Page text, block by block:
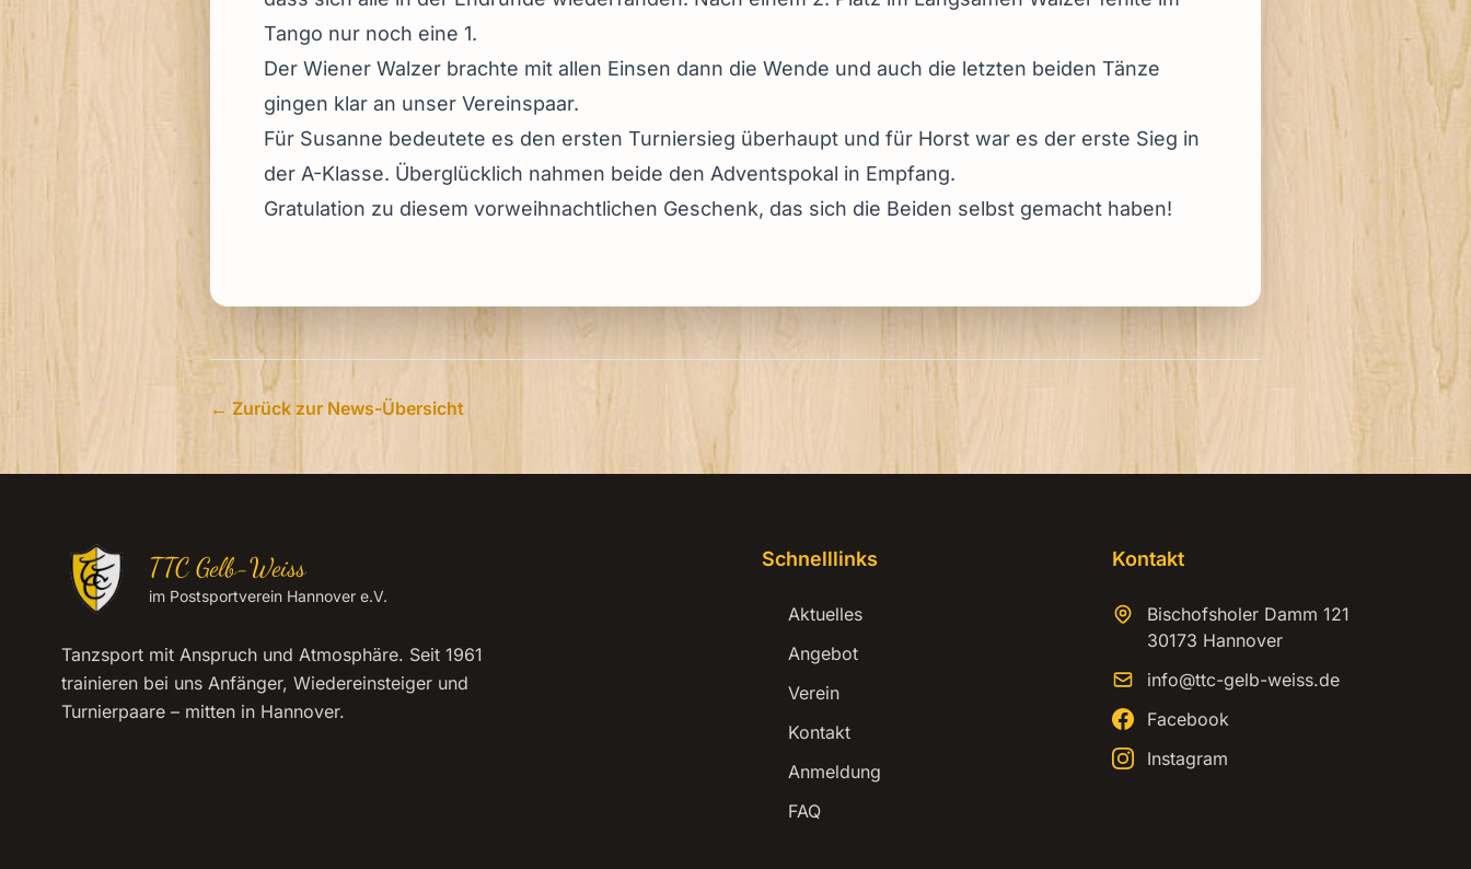
Tango nur noch eine 1.
Der Wiener Walzer brachte mit allen Einsen dann die Wende und auch die letzten beiden Tänze
gingen klar an unser Vereinspaar.
Für Susanne bedeutete es den ersten Turniersieg überhaupt und für Horst war es der erste Sieg in
der A-Klasse. Überglücklich nahmen beide den Adventspokal in Empfang.
Gratulation zu diesem vorweihnachtlichen Geschenk, das sich die Beiden selbst gemacht haben!
← Zurück zur News-Übersicht
TTC Gelb-Weiss
im Postsportverein Hannover e.V.
Tanzsport mit Anspruch und Atmosphäre. Seit 1961
trainieren bei uns Anfänger, Wiedereinsteiger und
Turnierpaare – mitten in Hannover.
Schnelllinks
Aktuelles
Angebot
Verein
Kontakt
Anmeldung
FAQ
Kontakt
Bischofsholer Damm 121
30173 Hannover
info@ttc-gelb-weiss.de
Facebook
Instagram